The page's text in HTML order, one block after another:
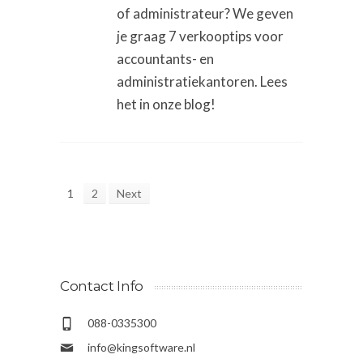
of administrateur? We geven
je graag 7 verkooptips voor
accountants- en
administratiekantoren. Lees
het in onze blog!
1 2 Next
Contact Info
088-0335300
info@kingsoftware.nl